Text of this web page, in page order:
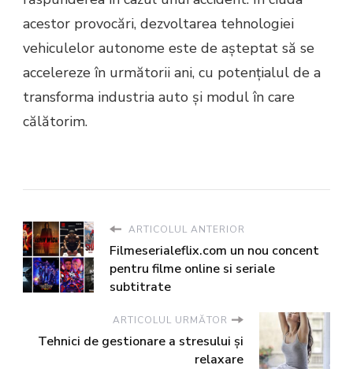
acestor provocări, dezvoltarea tehnologiei
vehiculelor autonome este de așteptat să se
accelereze în următorii ani, cu potențialul de a
transforma industria auto și modul în care
călătorim.
ARTICOLUL ANTERIOR
Filmeserialeflix.com un nou concent
pentru filme online si seriale
subtitrate
ARTICOLUL URMĂTOR
Tehnici de gestionare a stresului și
relaxare